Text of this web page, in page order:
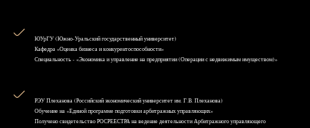
ЮУрГУ (Южно-Уральский государственный университет)
Кафедра «Оценка бизнеса и конкурентоспособности»
Специальность - «Экономика и управление на предприятии (Операции с недвижимым имуществом)»
РЭУ Плеханова (Российский экономический университет им. Г.В. Плеханова)
Обучение на «Единой программе подготовки арбитражных управляющих»
Получено свидетельство РОСРЕЕСТРА на ведение деятельности Арбитражного управляющего